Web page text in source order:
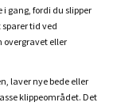
gang, fordi du slipper
tid ved
overgravet eller
laver nye bede eller
klippeområdet. Det